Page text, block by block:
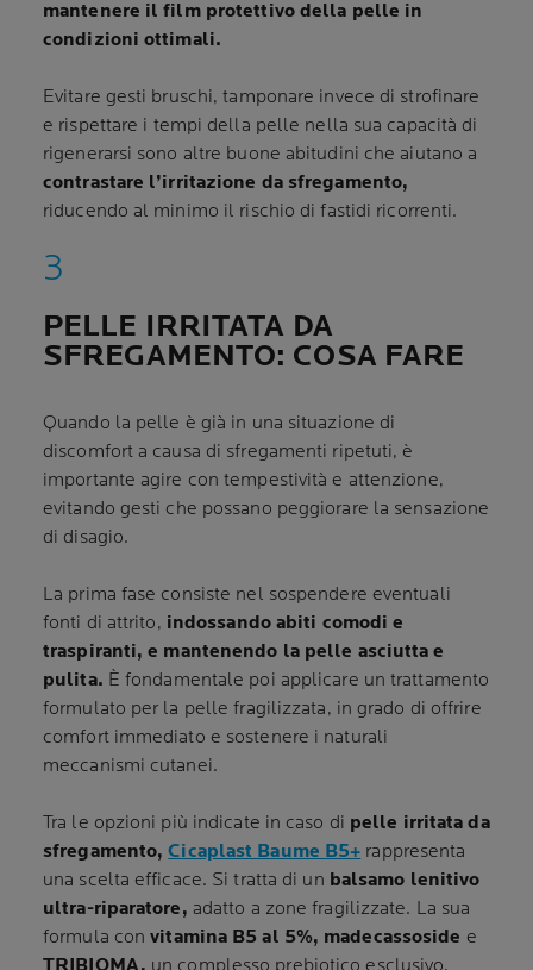
mantenere il film protettivo della pelle in
condizioni ottimali.
Evitare gesti bruschi, tamponare invece di strofinare
e rispettare i tempi della pelle nella sua capacità di
rigenerarsi sono altre buone abitudini che aiutano a
contrastare l’irritazione da sfregamento,
riducendo al minimo il rischio di fastidi ricorrenti.
PELLE IRRITATA DA
SFREGAMENTO: COSA FARE
Quando la pelle è già in una situazione di
discomfort a causa di sfregamenti ripetuti, è
importante agire con tempestività e attenzione,
evitando gesti che possano peggiorare la sensazione
di disagio.
La prima fase consiste nel sospendere eventuali
fonti di attrito, indossando abiti comodi e
traspiranti, e mantenendo la pelle asciutta e
pulita. È fondamentale poi applicare un trattamento
formulato per la pelle fragilizzata, in grado di offrire
comfort immediato e sostenere i naturali
meccanismi cutanei.
Tra le opzioni più indicate in caso di pelle irritata da
sfregamento,Cicaplast Baume B5+ rappresenta
una scelta efficace. Si tratta di un balsamo lenitivo
ultra-riparatore, adatto a zone fragilizzate. La sua
formula convitamina B5 al 5%, madecassoside e